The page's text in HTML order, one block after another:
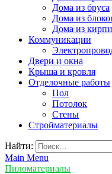
Дома из бруса
Дома из
Дома из
Коммуникации
Двери и окна
Крыша и кровля
Отделочные работы
Пол
Потолок
Стены
Стройматериалы
Найти:
Main Menu
Пиломатериалы